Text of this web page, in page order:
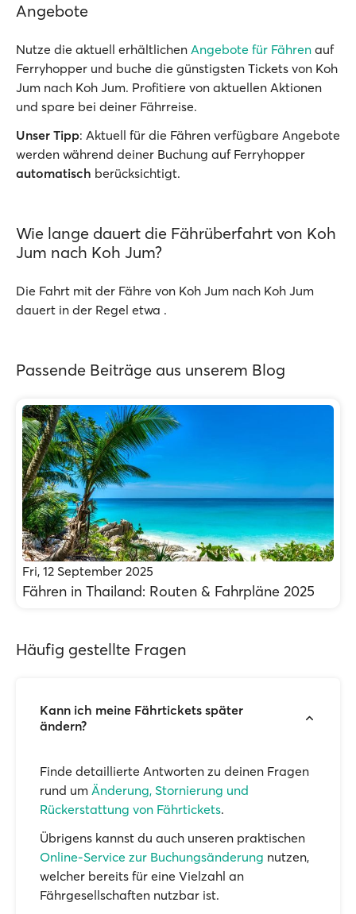
Angebote
Nutze die aktuell erhältlichen Angebote für Fähren auf
Ferryhopper und buche die günstigsten Tickets von Koh
Jum nach Koh Jum. Profitiere von aktuellen Aktionen
und spare bei deiner Fährreise.
Unser Tipp: Aktuell für die Fähren verfügbare Angebote
werden während deiner Buchung auf Ferryhopper
automatisch berücksichtigt.
Wie lange dauert die Fährüberfahrt von Koh
Jum nach Koh Jum?
Die Fahrt mit der Fähre von Koh Jum nach Koh Jum
dauert in der Regel etwa .
Passende Beiträge aus unserem Blog
Fri, 12 September 2025
Fähren in Thailand: Routen & Fahrpläne 2025
Häufig gestellte Fragen
Kann ich meine Fährtickets später
ändern?
Finde detaillierte Antworten zu deinen Fragen
rund um Änderung, Stornierung und
Rückerstattung von Fährtickets.
Übrigens kannst du auch unseren praktischen
Online-Service zur Buchungsänderung nutzen,
welcher bereits für eine Vielzahl an
Fährgesellschaften nutzbar ist.